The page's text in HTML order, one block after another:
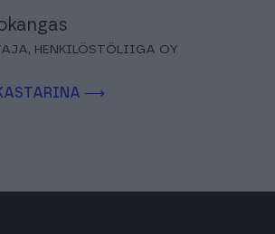
HENKILÖSTÖLIIGA OY
⟶